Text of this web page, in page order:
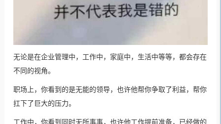
无论是在企业管理中，工作中，家庭中，生活中等等，都会存在
不同的视角。
职场上，你看到的是无能的领导，也许他帮你争取了利益，帮你
扛下了巨大的压力。
工作中，你看到同时无所事事，也许他工作提前准备，已经做的